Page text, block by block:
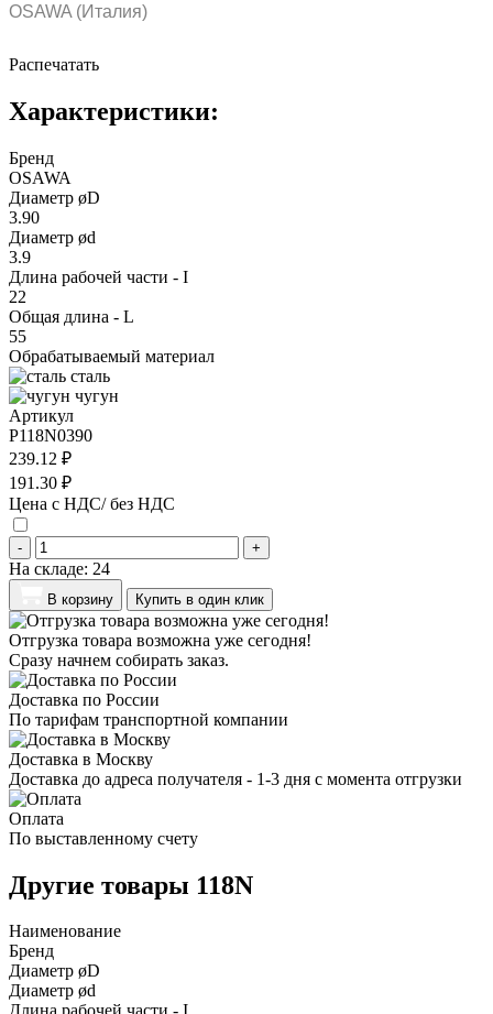
OSAWA (Италия)
Распечатать
Характеристики:
Бренд
OSAWA
Диаметр øD
3.90
Диаметр ød
3.9
Длина рабочей части - I
22
Общая длина - L
55
Обрабатываемый материал
сталь
чугун
Артикул
P118N0390
239.12 ₽
191.30 ₽
Цена с НДС/ без НДС
- +
На складе: 24
В корзину Купить в один клик
Отгрузка товара возможна уже сегодня!
Сразу начнем собирать заказ.
Доставка по России
По тарифам транспортной компании
Доставка в Москву
Доставка до адреса получателя - 1-3 дня с момента отгрузки
Оплата
По выставленному счету
Другие товары 118N
Наименование
Бренд
Диаметр øD
Диаметр ød